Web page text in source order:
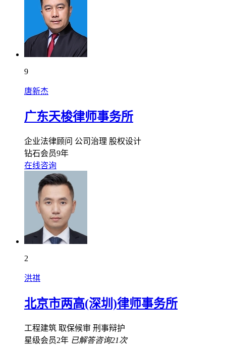
9
唐新杰
广东天梭律师事务所
企业法律顾问 公司治理 股权设计
钻石会员9年
在线咨询
2
洪祺
北京市两高(深圳)律师事务所
工程建筑 取保候审 刑事辩护
星级会员2年 已解答咨询21次